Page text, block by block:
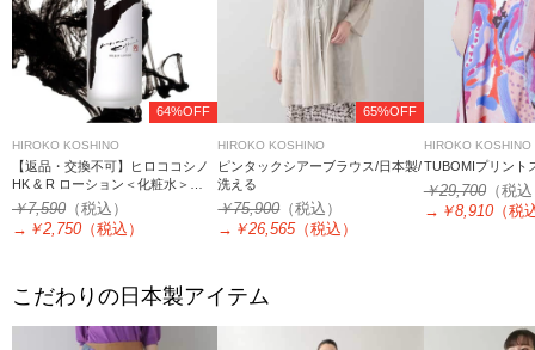
64%OFF
HIROKO KOSHINO
【返品・交換不可】ヒロココシノ
HK & R ローション＜化粧水＞
120mL
￥7,590 （税込）
→ ￥2,750 （税込）
65%OFF
HIROKO KOSHINO
ピンタックシアーブラウス/日本製/
洗える
￥75,900（税込）
→ ￥26,565（税込）
HIROKO KOSHINO
TUBOMIプリント
￥29,700（税
→ ￥8,910（税
こだわりの日本製アイテム